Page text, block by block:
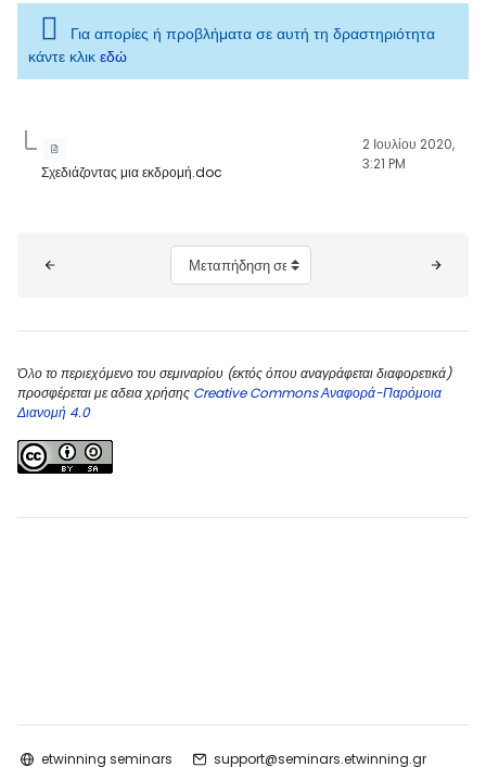
Για απορίες ή προβλήματα σε αυτή τη δραστηριότητα
κάντε κλικ εδώ
Σχεδιάζοντας μια εκδρομή.doc
2 Ιουλίου 2020,
3:21 PM
Μεταπήδηση σε...
Όλο το περιεχόμενο του σεμιναρίου (εκτός όπου αναγράφεται διαφορετικά)
προσφέρεται με αδεια χρήσης Creative Commons Αναφορά-Παρόμοια
Διανομή 4.0
etwinning seminars support@seminars.etwinning.gr